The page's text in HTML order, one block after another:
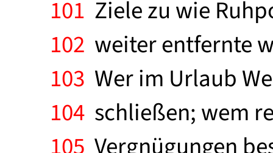
101 Ziele zu wie
102 weiter entfernte
103 Wer im Urlaub
104 schließen; wem